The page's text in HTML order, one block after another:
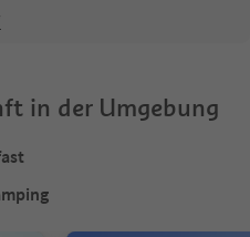
in der Umgebung